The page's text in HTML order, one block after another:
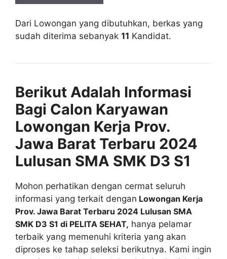
Dari Lowongan yang dibutuhkan, berkas yang
sudah diterima sebanyak 11 Kandidat.
Berikut Adalah Informasi
Bagi Calon Karyawan
Lowongan Kerja Prov.
Jawa Barat Terbaru 2024
Lulusan SMA SMK D3 S1
Mohon perhatikan dengan cermat seluruh
informasi yang terkait dengan Lowongan Kerja
Prov. Jawa Barat Terbaru 2024 Lulusan SMA
SMK D3 S1 di PELITA SEHAT, hanya pelamar
terbaik yang memenuhi kriteria yang akan
diproses ke tahap seleksi berikutnya. Kami ingin